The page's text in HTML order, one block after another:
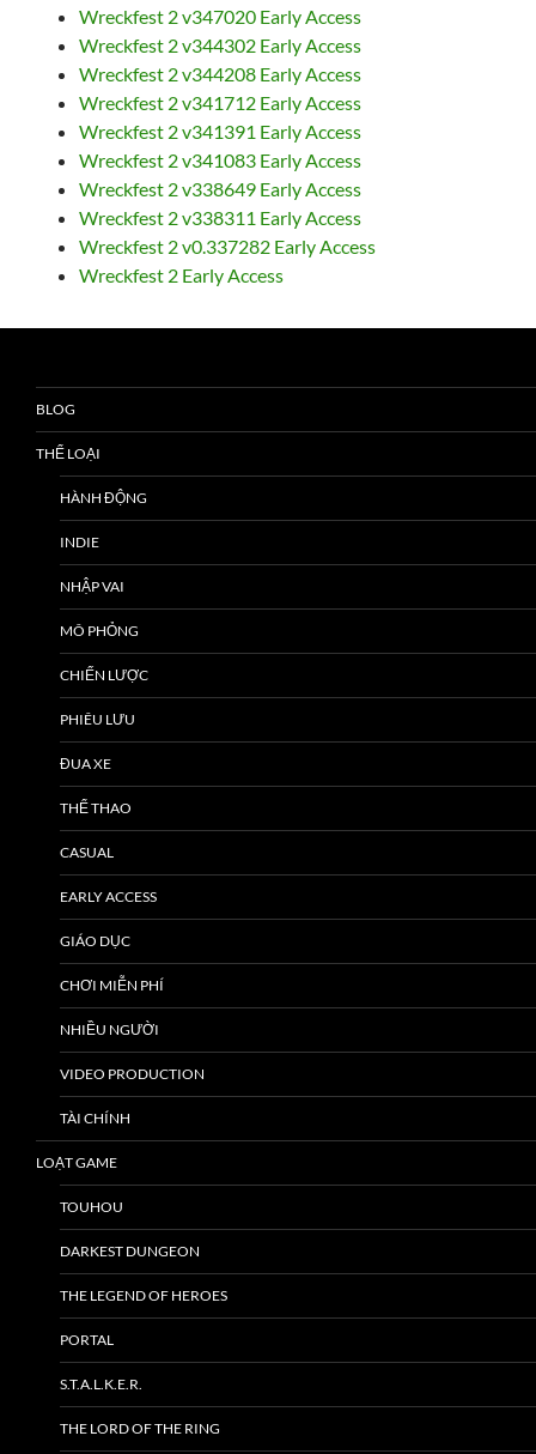
Wreckfest 2 v347020 Early Access
Wreckfest 2 v344302 Early Access
Wreckfest 2 v344208 Early Access
Wreckfest 2 v341712 Early Access
Wreckfest 2 v341391 Early Access
Wreckfest 2 v341083 Early Access
Wreckfest 2 v338649 Early Access
Wreckfest 2 v338311 Early Access
Wreckfest 2 v0.337282 Early Access
Wreckfest 2 Early Access
BLOG
THỂ LOẠI
HÀNH ĐỘNG
INDIE
NHẬP VAI
MÔ PHỎNG
CHIẾN LƯỢC
PHIÊU LƯU
ĐUA XE
THỂ THAO
CASUAL
EARLY ACCESS
GIÁO DỤC
CHƠI MIỄN PHÍ
NHIỀU NGƯỜI
VIDEO PRODUCTION
TÀI CHÍNH
LOẠT GAME
TOUHOU
DARKEST DUNGEON
THE LEGEND OF HEROES
PORTAL
S.T.A.L.K.E.R.
THE LORD OF THE RING